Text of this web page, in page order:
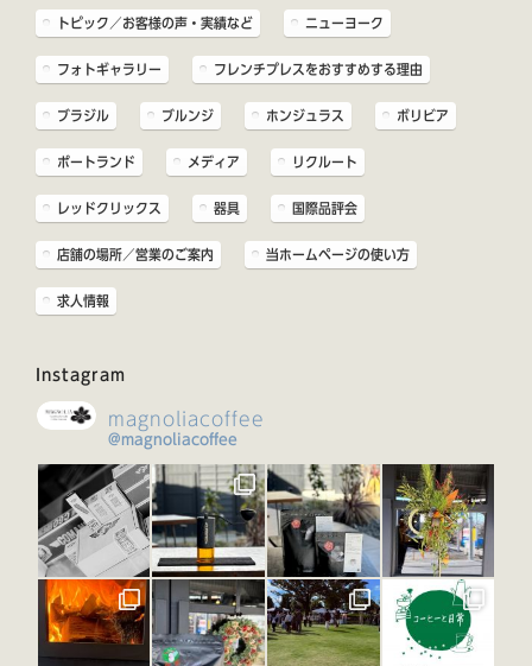
トピック／お客様の声・実績など ニューヨーク
フォトギャラリー フレンチプレスをおすすめする理由
ブラジル ブルンジ ホンジュラス ボリビア
ポートランド メディア リクルート
レッドクリックス 器具 国際品評会
店舗の場所／営業のご案内 当ホームページの使い方
求人情報
Instagram
magnoliacoffee
@magnoliacoffee